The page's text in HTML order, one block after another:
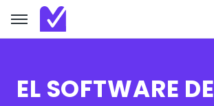
EL SOFTWARE DE